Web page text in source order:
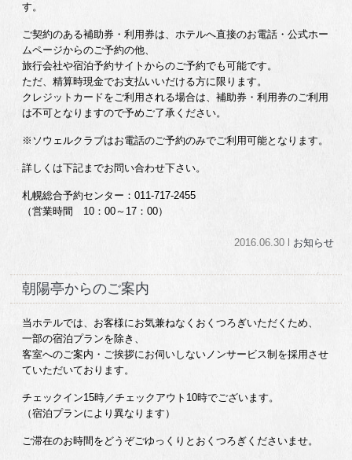
す。
ご契約のある補助券・利用券は、ホテルへ直接のお電話・公式ホー
ムページからのご予約の他、
旅行会社や宿泊予約サイトからのご予約でも可能です。
ただ、精算時現金でお支払いいだける方に限ります。
クレジットカードをご利用される場合は、補助券・利用券のご利用
は不可となりますので予めご了承ください。
※ソウェルクラブはお電話のご予約のみでご利用可能となります。
詳しくは下記までお問い合わせ下さい。
札幌総合予約センター：011-717-2455
（営業時間 10：00～17：00）
2016.06.30 l お知らせ
朝陽亭からのご案内
当ホテルでは、お客様にお気兼ねなくおくつろぎいただくため、
一部の宿泊プランを除き、
客室へのご案内・ご挨拶にお伺いしないノンサービス制を採用させ
ていただいております。
チェックイン15時／チェックアウト10時でございます。
（宿泊プランにより異なります）
ご滞在のお時間をどうぞごゆっくりとおくつろぎくださいませ。